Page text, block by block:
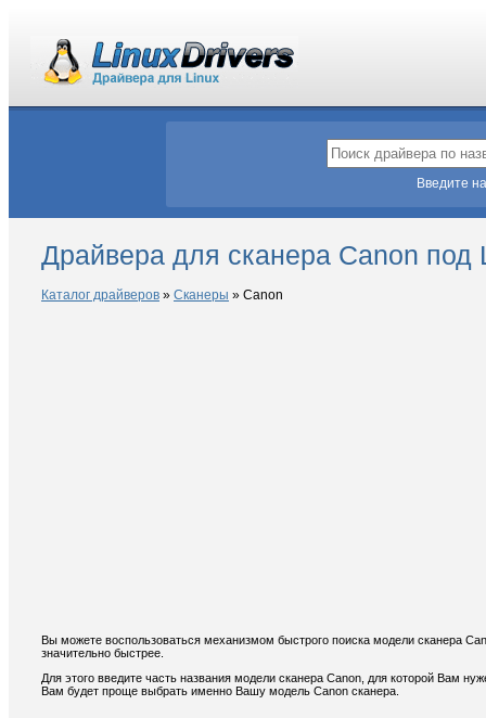
Введите
Драйвера для сканера Canon под
Каталог драйверов » Сканеры » Canon
Вы можете воспользоваться механизмом быстрого поиска модели сканера
значительно быстрее.
Для этого введите часть названия модели сканера Canon, для которой Вам
Вам будет проще выбрать именно Вашу модель Canon сканера.